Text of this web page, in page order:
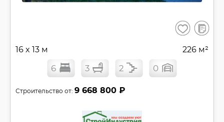
Сохранить
В
16 x 13 м 226 м²
6 3 2 0
Строительство от: 9 668 800 ₽